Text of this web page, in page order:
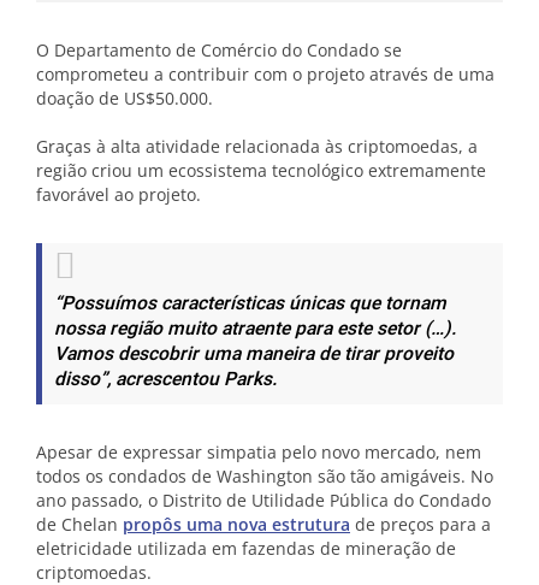
O Departamento de Comércio do Condado se
comprometeu a contribuir com o projeto através de uma
doação de US$50.000.
Graças à alta atividade relacionada às criptomoedas, a
região criou um ecossistema tecnológico extremamente
favorável ao projeto.
“Possuímos características únicas que tornam
nossa região muito atraente para este setor (…).
Vamos descobrir uma maneira de tirar proveito
disso”, acrescentou Parks.
Apesar de expressar simpatia pelo novo mercado, nem
todos os condados de Washington são tão amigáveis. No
ano passado, o Distrito de Utilidade Pública do Condado
de Chelan propôs uma nova estrutura de preços para a
eletricidade utilizada em fazendas de mineração de
criptomoedas.